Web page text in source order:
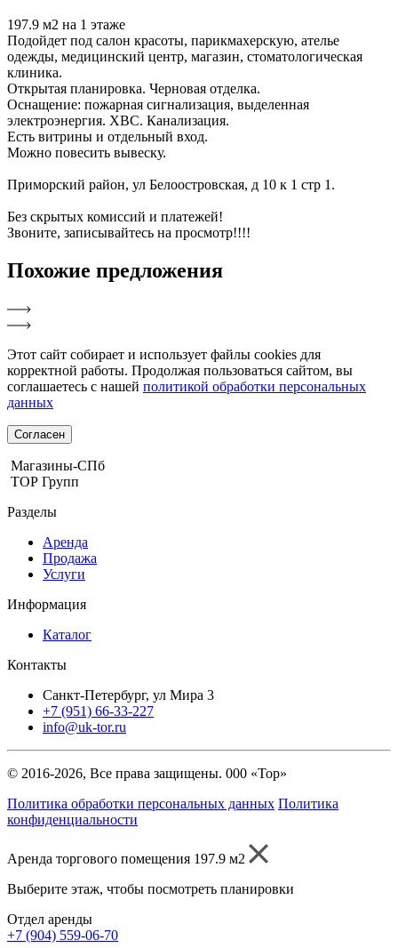
197.9 м2 на 1 этаже
Подойдет под салон красоты, парикмахерскую, ателье
одежды, медицинский центр, магазин, стоматологическая
клиника.
Открытая планировка. Черновая отделка.
Оснащение: пожарная сигнализация, выделенная
электроэнергия. ХВС. Канализация.
Есть витрины и отдельный вход.
Можно повесить вывеску.
Приморский район, ул Белоостровская, д 10 к 1 стр 1.
Без скрытых комиссий и платежей!
Звоните, записывайтесь на просмотр!!!!
Похожие предложения
Этот сайт собирает и использует файлы cookies для
корректной работы. Продолжая пользоваться сайтом, вы
соглашаетесь с нашей политикой обработки персональных
данных
Согласен
Магазины-СПб
ТОР Групп
Разделы
Аренда
Продажа
Услуги
Информация
Каталог
Контакты
Санкт-Петербург, ул Мира 3
+7 (951) 66-33-227
info@uk-tor.ru
© 2016-2026, Все права защищены. 000 «Тор»
Политика обработки персональных данных Политика
конфиденциальности
Аренда торгового помещения 197.9 м2
Выберите этаж, чтобы посмотреть планировки
Отдел аренды
+7 (904) 559-06-70